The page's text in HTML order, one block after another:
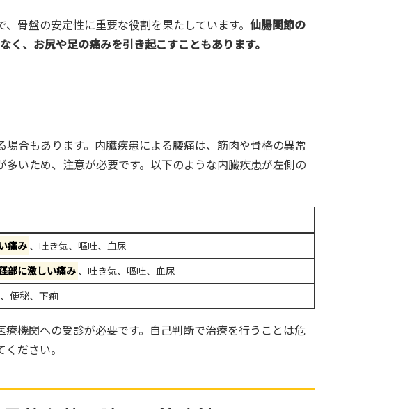
骨盤の安定性に重要な役割を果たしています。 仙腸関節の
く、お尻や足の痛みを引き起こすこともあります。
合もあります。内臓疾患による腰痛は、筋肉や骨格の異常
いため、注意が必要です。以下のような内臓疾患が左側の
痛み 、吐き気、嘔吐、血尿
部に激しい痛み 、吐き気、嘔吐、血尿
便秘、下痢
機関への受診が必要です。自己判断で治療を行うことは危
ださい。